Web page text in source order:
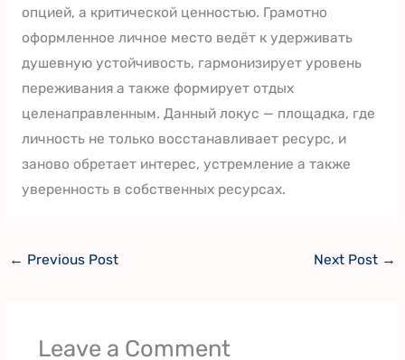
опцией, а критической ценностью. Грамотно
оформленное личное место ведёт к удерживать
душевную устойчивость, гармонизирует уровень
переживания а также формирует отдых
целенаправленным. Данный локус — площадка, где
личность не только восстанавливает ресурс, и
заново обретает интерес, устремление а также
уверенность в собственных ресурсах.
← Previous Post Next Post →
Leave a Comment